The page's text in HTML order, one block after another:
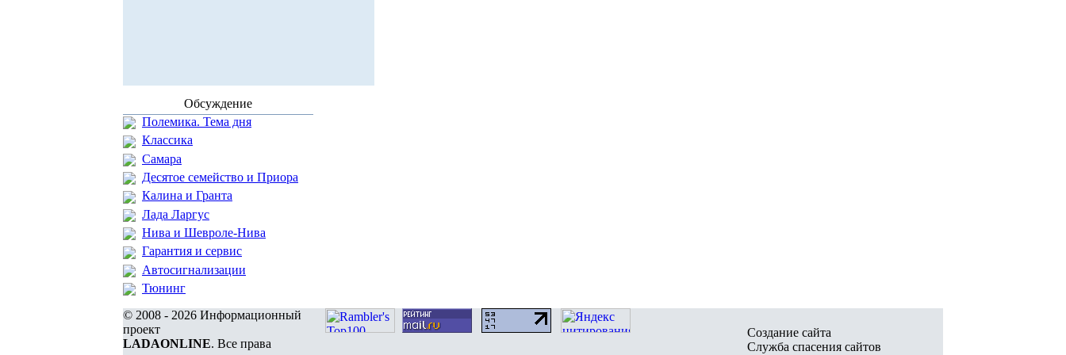
Обсуждение
Полемика. Тема дня
Классика
Самара
Десятое семейство и Приора
Калина и Гранта
Лада Ларгус
Нива и Шевроле-Нива
Гарантия и сервис
Автосигнализации
Тюнинг
© 2008 - 2026 Информационный
проект
LADAONLINE. Все права
Создание сайта
Служба спасения сайтов